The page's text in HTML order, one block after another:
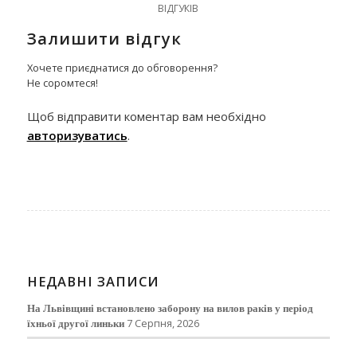
ВІДГУКІВ
Залишити відгук
Хочете приєднатися до обговорення?
Не соромтеся!
Щоб відправити коментар вам необхідно
авторизуватись.
НЕДАВНІ ЗАПИСИ
На Львівщині встановлено заборону на вилов раків у період
їхньої другої линьки 7 Серпня, 2026